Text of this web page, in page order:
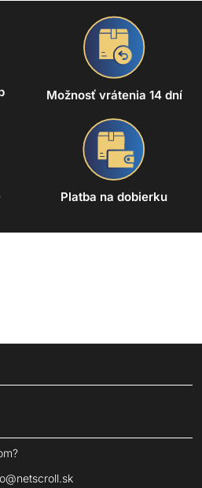
Možnosť vrátenia 14 dní
Platba na dobierku